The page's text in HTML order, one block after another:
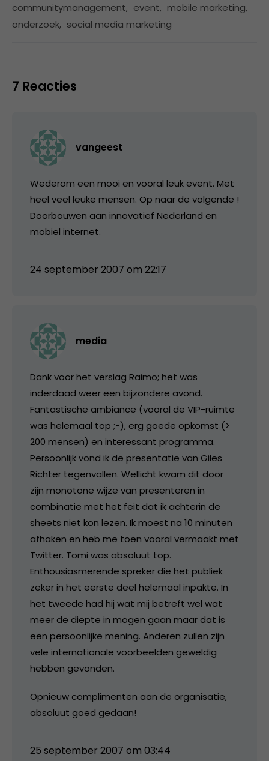
communitymanagement, event, mobile marketing,
onderzoek, social media marketing
7 Reacties
vangeest
Wederom een mooi en vooral leuk event. Met
heel veel leuke mensen. Op naar de volgende !
Doorbouwen aan innovatief Nederland en
mobiel internet.
24 september 2007 om 22:17
media
Dank voor het verslag Raimo; het was
inderdaad weer een bijzondere avond.
Fantastische ambiance (vooral de VIP-ruimte
was helemaal top ;-), erg goede opkomst (>
200 mensen) en interessant programma.
Persoonlijk vond ik de presentatie van Giles
Richter tegenvallen. Wellicht kwam dit door
zijn monotone wijze van presenteren in
combinatie met het feit dat ik achterin de
sheets niet kon lezen. Ik moest na 10 minuten
afhaken en heb me toen vooral vermaakt met
Twitter. Tomi was absoluut top.
Enthousiasmerende spreker die het publiek
zeker in het eerste deel helemaal inpakte. In
het tweede had hij wat mij betreft wel wat
meer de diepte in mogen gaan maar dat is
een persoonlijke mening. Anderen zullen zijn
vele internationale voorbeelden geweldig
hebben gevonden.
Opnieuw complimenten aan de organisatie,
absoluut goed gedaan!
25 september 2007 om 03:44